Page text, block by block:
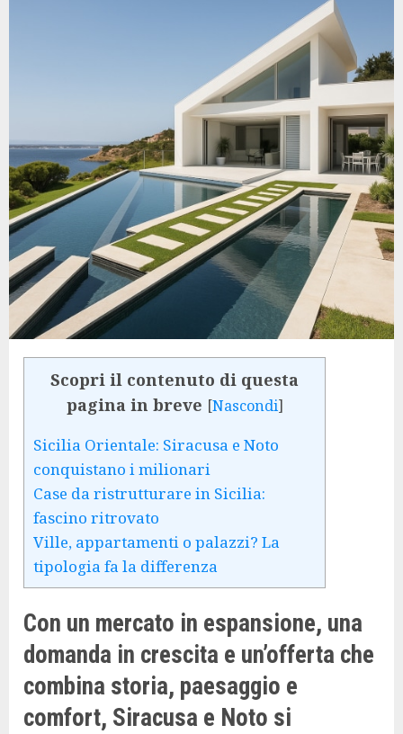
Scopri il contenuto di questa
pagina in breve [Nascondi]
Sicilia Orientale: Siracusa e Noto
conquistano i milionari
Case da ristrutturare in Sicilia:
fascino ritrovato
Ville, appartamenti o palazzi? La
tipologia fa la differenza
Con un mercato in espansione, una
domanda in crescita e un’offerta che
combina storia, paesaggio e
comfort, Siracusa e Noto si